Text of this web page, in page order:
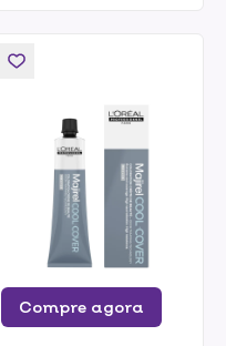
Compre agora